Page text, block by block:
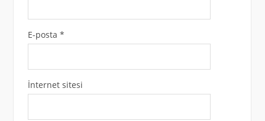
E-posta *
İnternet sitesi